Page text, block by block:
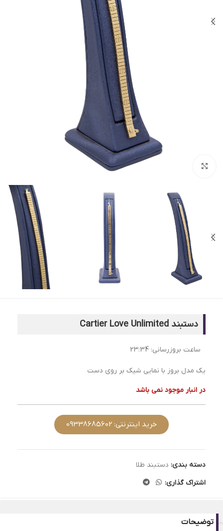
دستبند Cartier Love Unlimited
ساعت بروزرسانی: 23:34
یک مدل بروز با نمایی شیک بر روی دست
در انبار موجود نمی باشد
خرید اینترنتی: 09338685602
دسته بندی: دستبند طلا
اشتراک گذاری:
توضیحات